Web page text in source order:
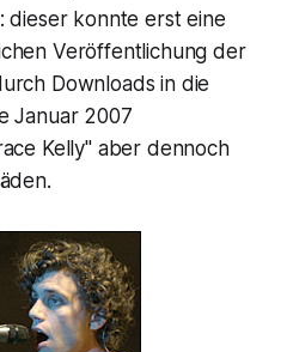
dieser konnte erst eine
Veröffentlichung der
Downloads in die
Januar 2007
Kelly" aber dennoch